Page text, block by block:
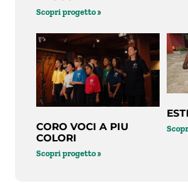
Scopri progetto »
CORO VOCI A PIU
COLORI
Scopri progetto »